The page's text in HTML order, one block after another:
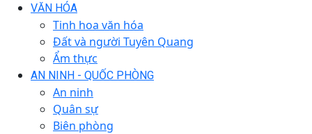
VĂN HÓA
Tinh hoa văn hóa
Đất và người Tuyên Quang
Ẩm thực
AN NINH - QUỐC PHÒNG
An ninh
Quân sự
Biên phòng